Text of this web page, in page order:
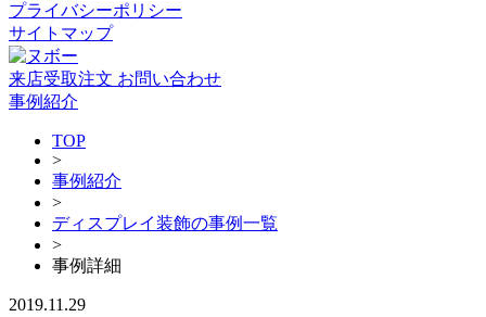
プライバシーポリシー
サイトマップ
来店受取注文 お問い合わせ
事例紹介
TOP
>
事例紹介
>
ディスプレイ装飾の事例一覧
>
事例詳細
2019.11.29